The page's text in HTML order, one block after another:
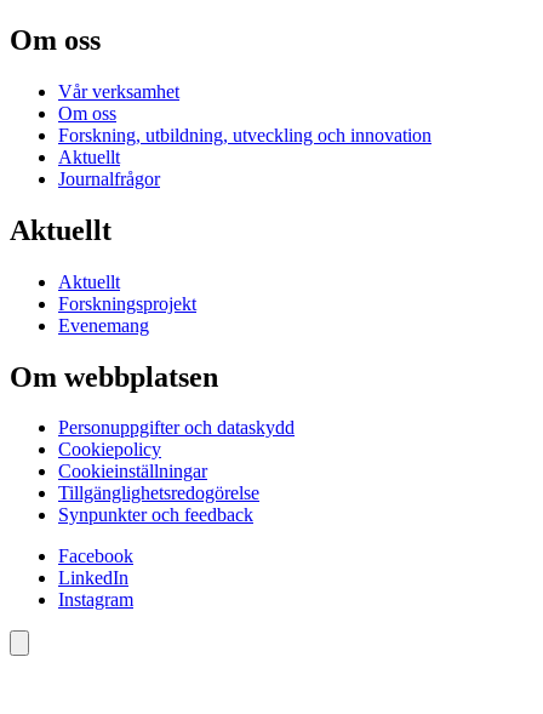
Om oss
Vår verksamhet
Om oss
Forskning, utbildning, utveckling och innovation
Aktuellt
Journalfrågor
Aktuellt
Aktuellt
Forskningsprojekt
Evenemang
Om webbplatsen
Personuppgifter och dataskydd
Cookiepolicy
Cookieinställningar
Tillgänglighetsredogörelse
Synpunkter och feedback
Facebook
LinkedIn
Instagram